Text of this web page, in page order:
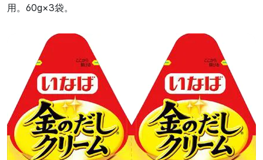
用。60g×3袋。